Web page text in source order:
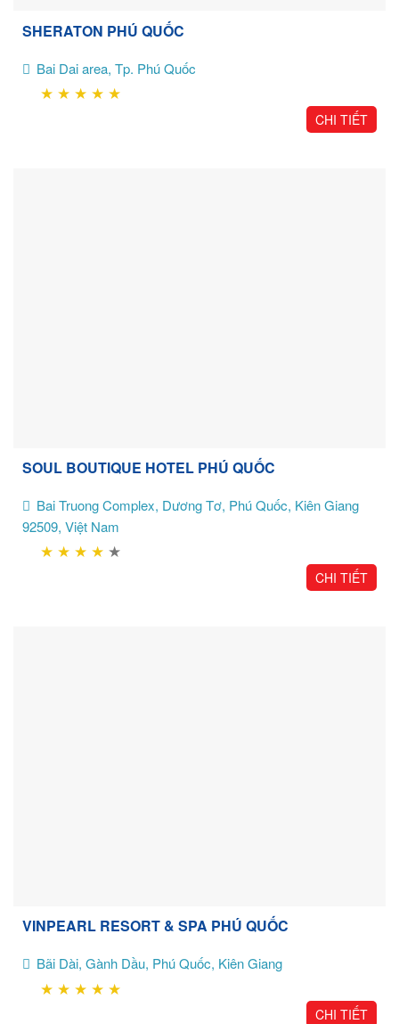
SHERATON PHÚ QUỐC
Bai Dai area, Tp. Phú Quốc
★ ★ ★ ★ ★
CHI TIẾT
SOUL BOUTIQUE HOTEL PHÚ QUỐC
Bai Truong Complex, Dương Tơ, Phú Quốc, Kiên Giang
92509, Việt Nam
★ ★ ★ ★ ★
CHI TIẾT
VINPEARL RESORT & SPA PHÚ QUỐC
Bãi Dài, Gành Dầu, Phú Quốc, Kiên Giang
★ ★ ★ ★ ★
CHI TIẾT